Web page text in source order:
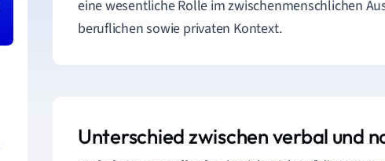
eine wesentliche Rolle im zwischenmenschlichen
beruflichen sowie privaten Kontext.
Unterschied zwischen verbal und